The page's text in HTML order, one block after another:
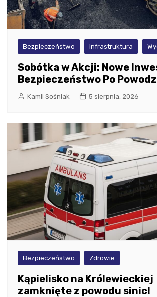
Bezpieczeństwo infrastruktura
Sobótka w Akcji: Nowe
Bezpieczeństwo Po
Kamil Sośniak 5 sierpnia, 2026
Bezpieczeństwo Zdrowie
Kąpielisko na Królewieckiej
zamknięte z powodu sinic!